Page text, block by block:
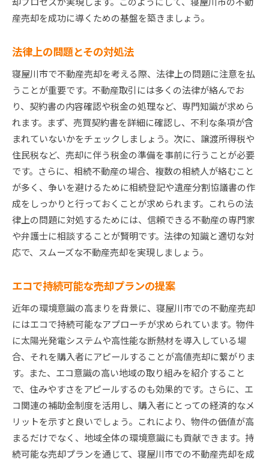
産売却を成功に導くための基盤を築きましょう。
法律上の問題とその対処法
寝屋川市で不動産売却を考える際、法律上の問題に注意を払
うことが重要です。不動産取引には多くの法律が絡んでお
り、契約書の内容確認や税金の処理など、専門知識が求めら
れます。まず、売買契約書を詳細に確認し、不利な条項が含
まれていないかをチェックしましょう。次に、譲渡所得税や
住民税など、売却に伴う税金の準備を事前に行うことが必要
です。さらに、相続不動産の場合、複数の相続人が絡むこと
が多く、争いを避けるために相続登記や遺産分割協議書の作
成をしっかりと行っておくことが求められます。これらの法
律上の問題に対処するためには、信頼できる不動産の専門家
や弁護士に相談することが賢明です。法律の知識と適切な対
応で、スムーズな不動産売却を実現しましょう。
エコで持続可能な売却プランの提案
近年の環境意識の高まりを背景に、寝屋川市での不動産売却
にはエコで持続可能なアプローチが求められています。物件
に太陽光発電システムや高性能な断熱材を導入している場
合、それを購入者にアピールすることが高値売却に繋がりま
す。また、エコ意識の高い地域の取り組みを紹介すること
で、住みやすさをアピールするのも効果的です。さらに、エ
コ関連の補助金制度を活用し、購入者にとっての経済的なメ
リットを示すと良いでしょう。これにより、物件の価値が高
まるだけでなく、地域全体の環境意識にも貢献できます。持
続可能な売却プランを通じて、寝屋川市での不動産売却を成